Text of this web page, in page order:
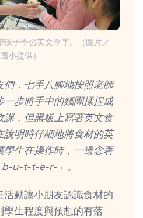
孩子學習英文單字。（圖片／
小提供）
們，七手八腳地按照老師
一步將手中的麵團揉捏成
課，但黑板上寫著英文食
說明時仔細地將食材的英
學生在操作時，一邊念著
b-u-t-t-e-r-」。
動讓小朋友認識食材的
學生程度與預想的有落